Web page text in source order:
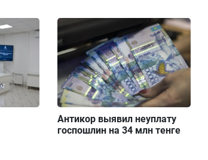
Антикор выявил неуплату
госпошлин на 34 млн тенге